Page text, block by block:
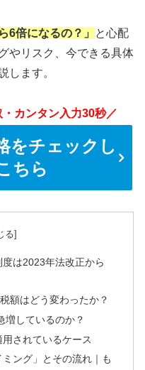
6倍になるの？」
と心配
やリスク、今できる具体
します。
カンタン入力30秒／
をチェックし
ちら
は2023年法改正から
額はどう変わったか？
増しているのか？
されているケース
ング」とその流れ｜も